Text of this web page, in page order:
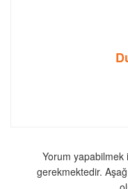
Yorum yapabilmek
gerekmektedir.